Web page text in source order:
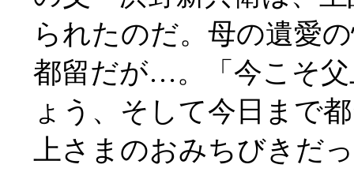
られたのだ。母の遺愛
都留だが…。「今こそ
ょう、そして今日まで
上さまのおみちびきだ